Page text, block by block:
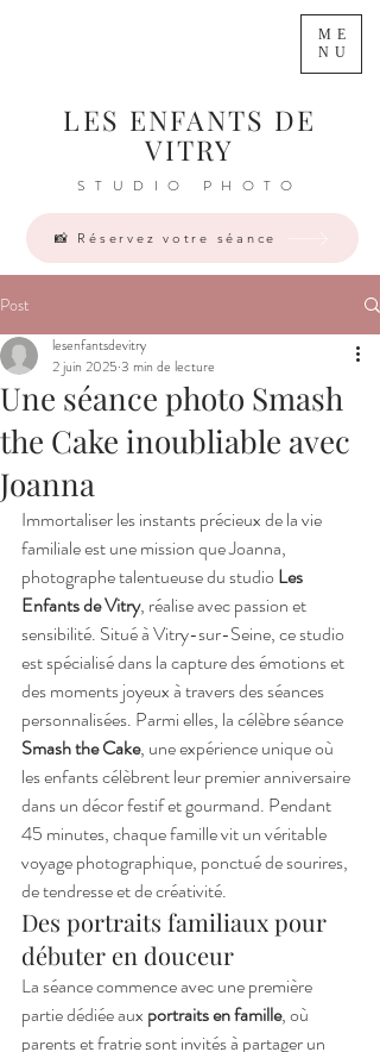
LES ENFANTS DE
VITRY
STUDIO PHOTO
ME
NU
📸 Réservez votre séance
Post
Une séance photo Smash
the Cake inoubliable avec
Joanna
lesenfantsdevitry
2 juin 2025 3 min de lecture
Immortaliser les instants précieux de la vie
familiale est une mission que Joanna,
photographe talentueuse du studio Les
Enfants de Vitry, réalise avec passion et
sensibilité. Situé à Vitry-sur-Seine, ce studio
est spécialisé dans la capture des émotions et
des moments joyeux à travers des séances
personnalisées. Parmi elles, la célèbre séance
Smash the Cake, une expérience unique où
les enfants célèbrent leur premier anniversaire
dans un décor festif et gourmand. Pendant
45 minutes, chaque famille vit un véritable
voyage photographique, ponctué de sourires,
de tendresse et de créativité.
Des portraits familiaux pour
débuter en douceur
La séance commence avec une première
partie dédiée aux portraits en famille, où
parents et fratrie sont invités à partager un